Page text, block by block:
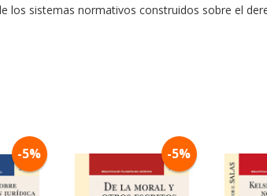
los sistemas normativos construidos sobre el
-5% -5%